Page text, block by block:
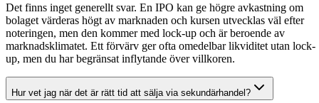
Det finns inget generellt svar. En IPO kan ge högre avkastning om
bolaget värderas högt av marknaden och kursen utvecklas väl efter
noteringen, men den kommer med lock-up och är beroende av
marknadsklimatet. Ett förvärv ger ofta omedelbar likviditet utan lock-
up, men du har begränsat inflytande över villkoren.
Hur vet jag när det är rätt tid att sälja via sekundärhandel?